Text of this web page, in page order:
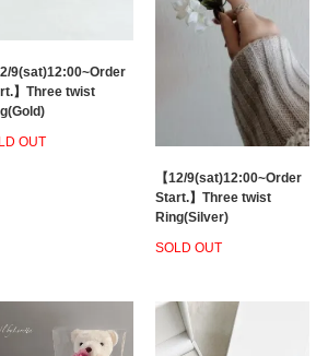
9(sat)12:00~Order
】Three twist
OUT
【12/9(sat)12:00~Order
Start.】Three twist
Ring(Silver)
SOLD OUT